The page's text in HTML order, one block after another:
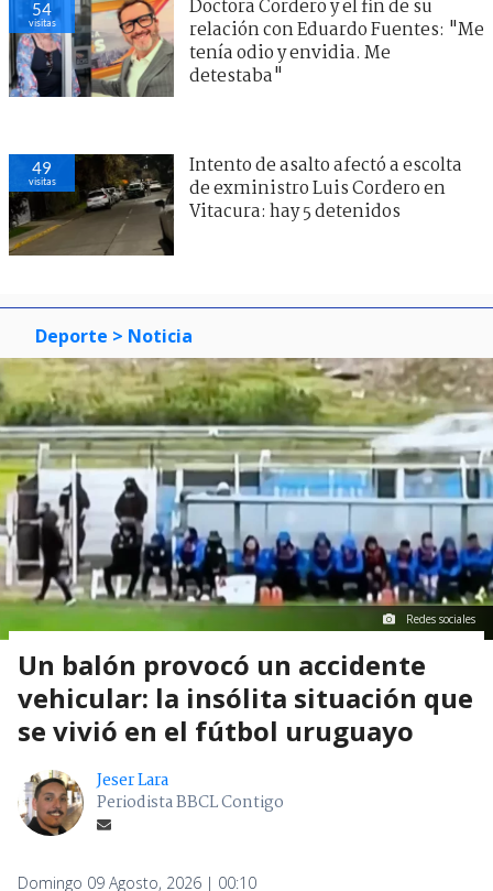
54
visitas
Doctora Cordero y el fin de su
relación con Eduardo Fuentes: "Me
tenía odio y envidia. Me
detestaba"
49
visitas
Intento de asalto afectó a escolta
de exministro Luis Cordero en
Vitacura: hay 5 detenidos
Deporte > Noticia
Redes sociales
Un balón provocó un accidente
vehicular: la insólita situación que
se vivió en el fútbol uruguayo
Jeser Lara
Periodista BBCL Contigo
Domingo 09 Agosto, 2026 | 00:10